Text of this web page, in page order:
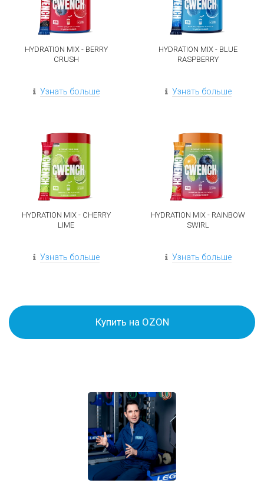
HYDRATION MIX - BERRY
CRUSH
Узнать больше
HYDRATION MIX - BLUE
RASPBERRY
Узнать больше
HYDRATION MIX - CHERRY
LIME
Узнать больше
HYDRATION MIX - RAINBOW
SWIRL
Узнать больше
Купить на OZON